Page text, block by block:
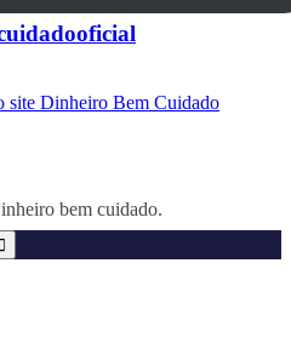
site Dinheiro Bem Cuidado
bem cuidado.